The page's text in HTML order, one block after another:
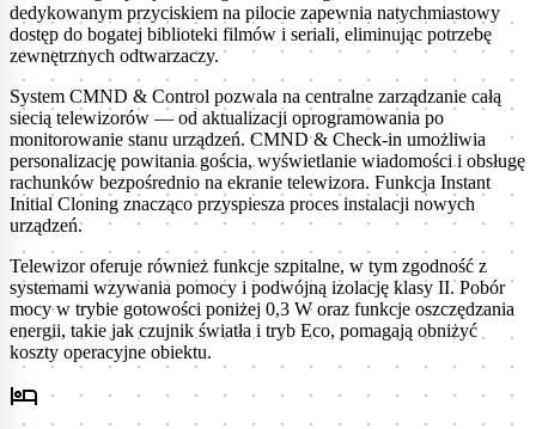
dedykowanym przyciskiem na pilocie zapewnia natychmiastowy
dostęp do bogatej biblioteki filmów i seriali, eliminując potrzebę
zewnętrznych odtwarzaczy.
System CMND & Control pozwala na centralne zarządzanie całą
siecią telewizorów — od aktualizacji oprogramowania po
monitorowanie stanu urządzeń. CMND & Check-in umożliwia
personalizację powitania gościa, wyświetlanie wiadomości i obsługę
rachunków bezpośrednio na ekranie telewizora. Funkcja Instant
Initial Cloning znacząco przyspiesza proces instalacji nowych
urządzeń.
Telewizor oferuje również funkcje szpitalne, w tym zgodność z
systemami wzywania pomocy i podwójną izolację klasy II. Pobór
mocy w trybie gotowości poniżej 0,3 W oraz funkcje oszczędzania
energii, takie jak czujnik światła i tryb Eco, pomagają obniżyć
koszty operacyjne obiektu.
hotel